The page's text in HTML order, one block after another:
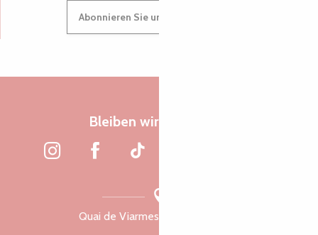
Abonnieren Sie unseren Newsletter
Bleiben wir verbunden
Quai de Viarmes, 22300 Lannion